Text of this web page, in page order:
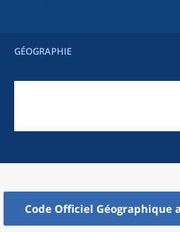
GÉOGRAPHIE
Code Officiel Géographique